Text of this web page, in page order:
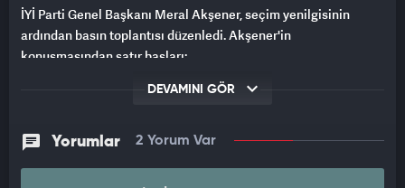
İYİ Parti Genel Başkanı Meral Akşener, seçim yenilgisinin
ardından basın toplantısı düzenledi. Akşener'in
konuşmasından satır başları:
- Milletimizin bize verdiği muhalefet görevini yürüteceğiz.
- Milletimiz seçimde söyleyeceğini söyledi. Seçmen iradesinin
üzerinde güç yoktur. Bize düşen bu mesajı anlamak, anladıktan
DEVAMINI GÖR
Yorumlar 2 Yorum Var